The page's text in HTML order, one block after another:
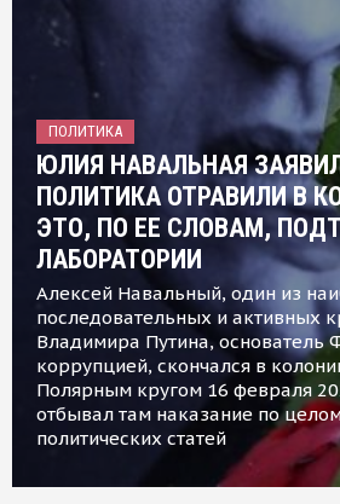
ПОЛИТИКА
ЮЛИЯ НАВАЛЬНАЯ
ПОЛИТИКА ОТРАВИЛИ В
ЭТО, ПО ЕЕ СЛОВАМ,
ЛАБОРАТОРИИ
Алексей Навальный, один из
последовательных и активных
Владимира Путина, основатель
коррупцией, скончался в
Полярным кругом 16 февраля
отбывал там наказание по
политических статей